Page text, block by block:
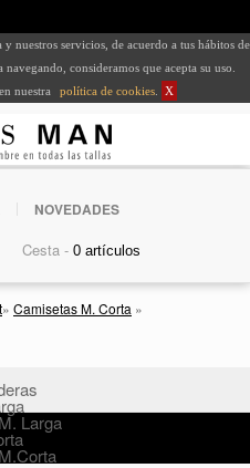
nuestros servicios, de acuerdo a tus hábitos de
consideramos que acepta su uso.
nuestra
política de cookies X
NOVEDADES
Cesta -
» Camisetas M. Corta »
Larga